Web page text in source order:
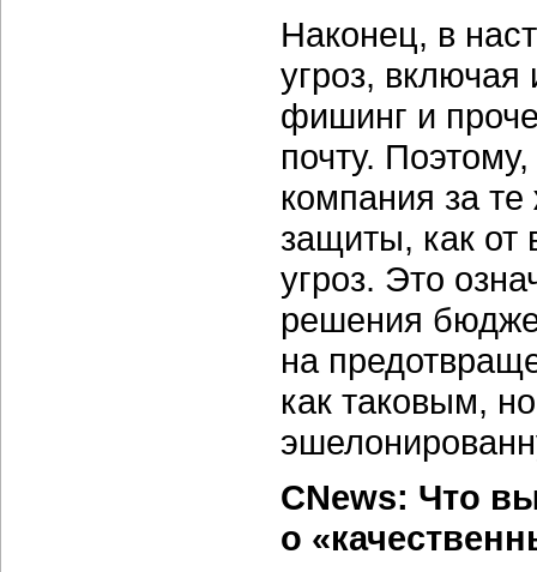
Наконец, в
угроз, включая
фишинг и
почту.
компания за те
защиты, как от
угроз. Это
решения
на
как таковым,
CNews: Что
о